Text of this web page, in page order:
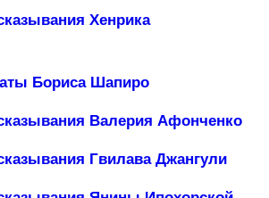
Хенрика
Бориса Шапиро
Валерия Афонченко
Гвилава Джангули